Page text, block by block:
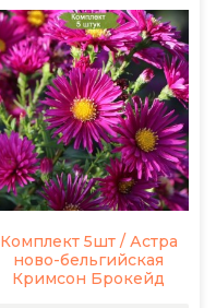
Комплект 5шт / Астра
ново-бельгийская
Кримсон Брокейд